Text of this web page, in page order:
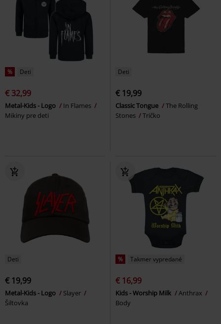
% Deti
€ 32,99
Metal-Kids - Logo
In Flames
Mikiny pre deti
Deti
€ 19,99
Classic Tongue
The Rolling
Stones
Tričko
Deti
€ 19,99
Metal-Kids - Logo
Slayer
Šiltovka
% Takmer vypredané
€ 16,99
Kids - Worship Milk
Anthrax
Body